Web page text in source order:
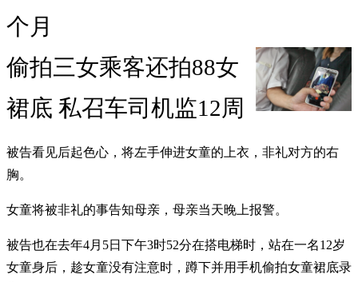
个月
偷拍三女乘客还拍88女
裙底 私召车司机监12周
被告看见后起色心，将左手伸进女童的上衣，非礼对方的右
胸。
女童将被非礼的事告知母亲，母亲当天晚上报警。
被告也在去年4月5日下午3时52分在搭电梯时，站在一名12岁
女童身后，趁女童没有注意时，蹲下并用手机偷拍女童裙底录